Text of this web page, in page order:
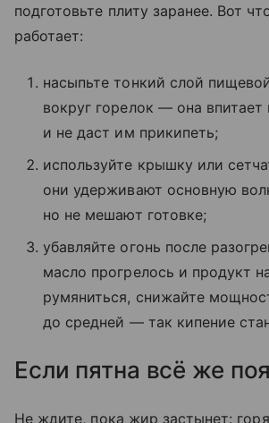
подготовьте плиту заранее. Вот
работает:
насыпьте тонкий слой
вокруг горелок — она
и не даст им прикипеть;
используйте крышку или
они удерживают основную
но не мешают готовке;
убавляйте огонь после
масло прогрелось и продукт
румяниться, снижайте
до средней — так кипение
Если пятна всё же
Не ждите, пока жир застынет: